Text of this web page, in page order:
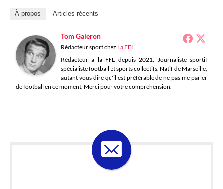
À propos Articles récents
Tom Galeron
Rédacteur sportchez La FFL
Rédacteur à la FFL depuis 2021. Journaliste sportif
spécialiste football et sports collectifs. Natif de Marseille,
autant vous dire qu'il est préférable de ne pas me parler
de football en ce moment. Merci pour votre compréhension.